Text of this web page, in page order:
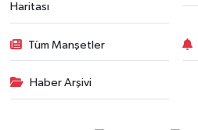
Haritası
Tüm Manşetler
Haber Arşivi